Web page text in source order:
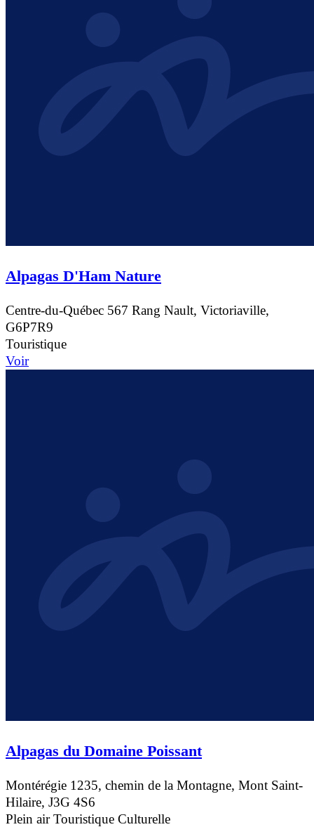
Alpagas D'Ham Nature
Centre-du-Québec 567 Rang Nault, Victoriaville,
G6P7R9
Touristique
Voir
Alpagas du Domaine Poissant
Montérégie 1235, chemin de la Montagne, Mont Saint-
Hilaire, J3G 4S6
Plein air Touristique Culturelle